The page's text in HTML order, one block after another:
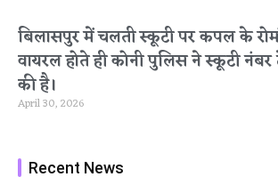
बिलासपुर में चलती स्कूटी पर कपल के
वायरल होते ही कोनी पुलिस ने स्कूटी नंबर
की है।
April 30, 2026
Recent News